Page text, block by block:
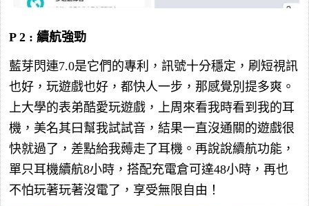
P 2 : 續航強勁
藍芽閃連7.0是它們的專利，訊號十分穩定，刷短視訊
也好，玩遊戲也好，都快人一步，那感覺別提多爽。
上大學的表弟酷愛玩遊戲，上周來看我時看到我的耳
機，美名其曰幫我試試音，結果一直沒通關的遊戲很
快就過了，差點給我薅走了耳機。再說說續航功能，
單只耳機續航8小時，搭配充電倉可達48小時，再也
不怕玩著玩著沒電了，享受無限自由！